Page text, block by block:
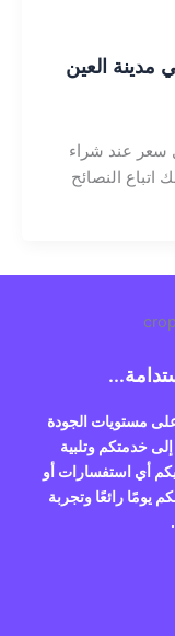
العين
عند شراء
النصائح
مستويات الجودة
خدمتكم وتلبية
أي استفسارات أو
يومًا رائعًا وتجربة